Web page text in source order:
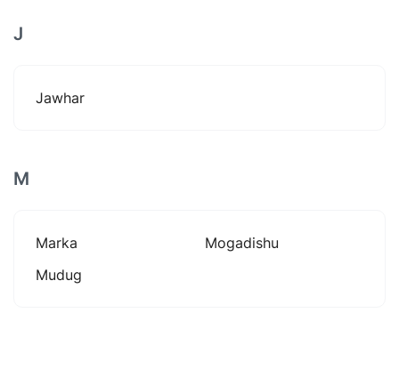
J
Jawhar
M
Marka
Mogadishu
Mudug